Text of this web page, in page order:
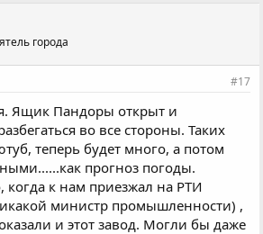
города
#17
Ящик Пандоры открыт и
во все стороны. Таких
теперь будет много, а потом
прогноз погоды.
когда к нам приезжал на РТИ
министр промышленности) ,
и этот завод. Могли бы даже